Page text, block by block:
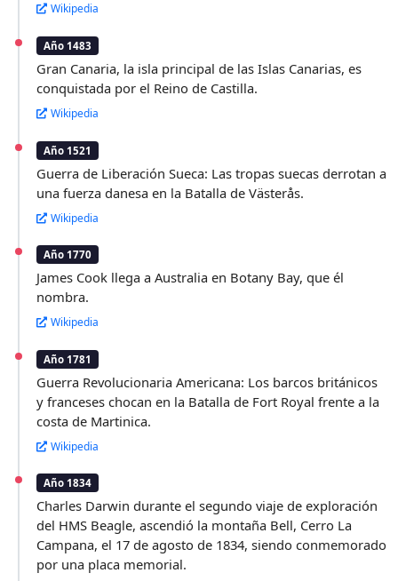
Wikipedia
Año 1483
Gran Canaria, la isla principal de las Islas Canarias, es
conquistada por el Reino de Castilla.
Wikipedia
Año 1521
Guerra de Liberación Sueca: Las tropas suecas derrotan a
una fuerza danesa en la Batalla de Västerås.
Wikipedia
Año 1770
James Cook llega a Australia en Botany Bay, que él
nombra.
Wikipedia
Año 1781
Guerra Revolucionaria Americana: Los barcos británicos
y franceses chocan en la Batalla de Fort Royal frente a la
costa de Martinica.
Wikipedia
Año 1834
Charles Darwin durante el segundo viaje de exploración
del HMS Beagle, ascendió la montaña Bell, Cerro La
Campana, el 17 de agosto de 1834, siendo conmemorado
por una placa memorial.